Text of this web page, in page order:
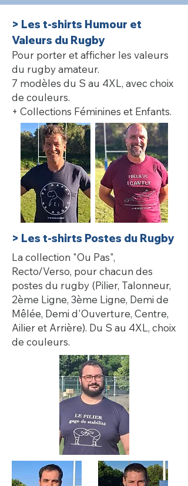
> Les t-shirts Humour et
Valeurs du Rugby
Pour porter et afficher les valeurs
du rugby amateur.
7 modèles du S au 4XL, avec choix
de couleurs.
+ Collections Féminines et Enfants.
> Les t-shirts Postes du Rugby
La collection "Ou Pas",
Recto/Verso, pour chacun des
postes du rugby (Pilier, Talonneur,
2ème Ligne, 3ème Ligne, Demi de
Mêlée, Demi d'Ouverture, Centre,
Ailier et Arrière). Du S au 4XL, choix
de couleurs.